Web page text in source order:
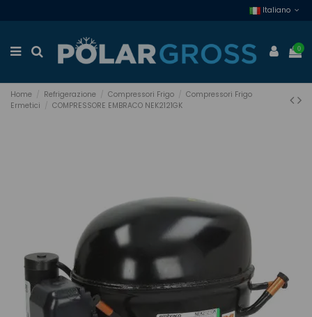
Italiano
0
Home Refrigerazione Compressori Frigo
Compressori Frigo
Ermetici
COMPRESSORE EMBRACO NEK2121GK